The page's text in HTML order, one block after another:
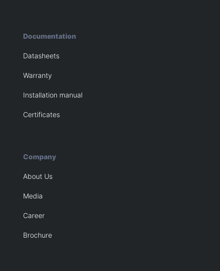
Documentation
Datasheets
Warranty
Installation manual
Certificates
Company
About Us
Media
Career
Brochure